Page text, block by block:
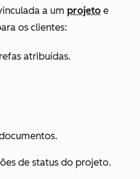
a um projeto e
os clientes:
atribuídas.
de status do projeto.